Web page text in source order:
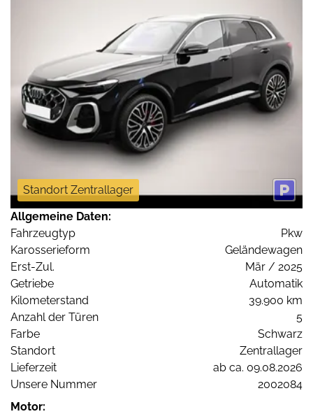
Standort Zentrallager
Allgemeine Daten:
Fahrzeugtyp
Pkw
Karosserieform
Geländewagen
Erst-Zul.
Mär / 2025
Getriebe
Automatik
Kilometerstand
39.900 km
Anzahl der Türen
5
Farbe
Schwarz
Standort
Zentrallager
Lieferzeit
ab ca. 09.08.2026
Unsere Nummer
2002084
Motor: